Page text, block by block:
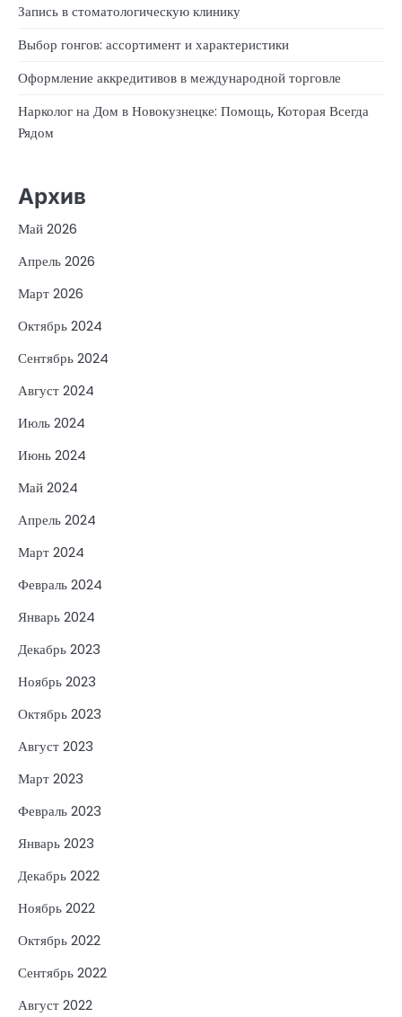
Запись в стоматологическую клинику
Выбор гонгов: ассортимент и характеристики
Оформление аккредитивов в международной торговле
Нарколог на Дом в Новокузнецке: Помощь, Которая Всегда
Рядом
Архив
Май 2026
Апрель 2026
Март 2026
Октябрь 2024
Сентябрь 2024
Август 2024
Июль 2024
Июнь 2024
Май 2024
Апрель 2024
Март 2024
Февраль 2024
Январь 2024
Декабрь 2023
Ноябрь 2023
Октябрь 2023
Август 2023
Март 2023
Февраль 2023
Январь 2023
Декабрь 2022
Ноябрь 2022
Октябрь 2022
Сентябрь 2022
Август 2022